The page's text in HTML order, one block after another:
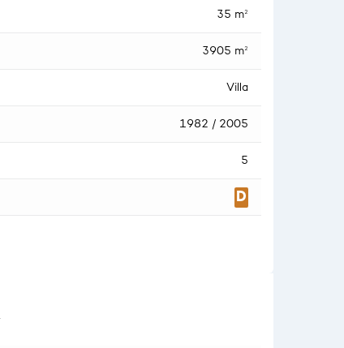
35 m²
3905 m²
Villa
1982 / 2005
5